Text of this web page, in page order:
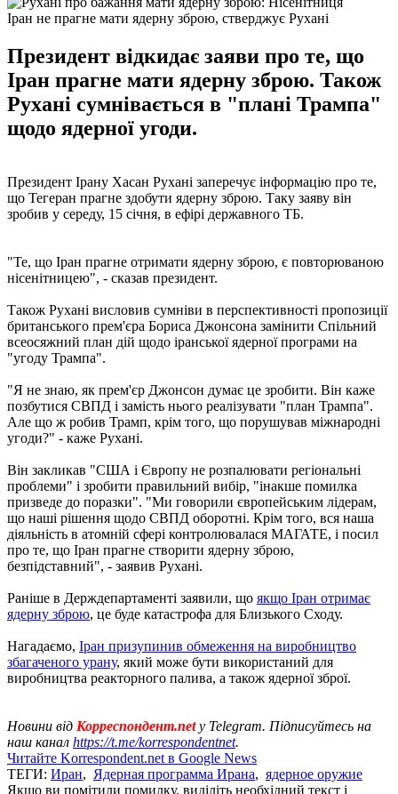
Іран не прагне мати ядерну зброю, стверджує Рухані
Президент відкидає заяви про те, що
Іран прагне мати ядерну зброю. Також
Рухані сумнівається в "плані Трампа"
щодо ядерної угоди.
Президент Ірану Хасан Рухані заперечує інформацію про те,
що Тегеран прагне здобути ядерну зброю. Таку заяву він
зробив у середу, 15 січня, в ефірі державного ТБ.
"Те, що Іран прагне отримати ядерну зброю, є повторюваною
нісенітницею", - сказав президент.
Також Рухані висловив сумніви в перспективності пропозиції
британського прем'єра Бориса Джонсона замінити Спільний
всеосяжний план дій щодо іранської ядерної програми на
"угоду Трампа".
"Я не знаю, як прем'єр Джонсон думає це зробити. Він каже
позбутися СВПД і замість нього реалізувати "план Трампа".
Але що ж робив Трамп, крім того, що порушував міжнародні
угоди?" - каже Рухані.
Він закликав "США і Європу не розпалювати регіональні
проблеми" і зробити правильний вибір, "інакше помилка
призведе до поразки". "Ми говорили європейським лідерам,
що наші рішення щодо СВПД оборотні. Крім того, вся наша
діяльність в атомній сфері контролювалася МАГАТЕ, і посил
про те, що Іран прагне створити ядерну зброю,
безпідставний", - заявив Рухані.
Раніше в Держдепартаменті заявили, що якщо Іран отримає
ядерну зброю, це буде катастрофа для Близького Сходу.
Нагадаємо, Іран призупинив обмеження на виробництво
збагаченого урану, який може бути використаний для
виробництва реакторного палива, а також ядерної зброї.
Новини від Корреспондент.net у Telegram. Підписуйтесь на
наш канал https://t.me/korrespondentnet.
Читайте Korrespondent.net в Google News
ТЕГИ: Иран, Ядерная программа Ирана, ядерное оружие
Якщо ви помітили помилку, виділіть необхідний текст і